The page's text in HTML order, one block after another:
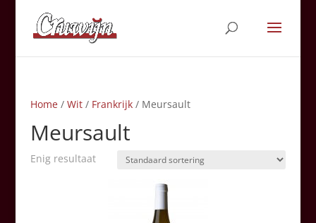
Home/ Wit/ Frankrijk/ Meursault
Meursault
Enig resultaat